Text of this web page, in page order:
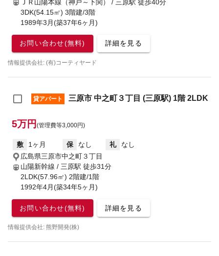
ＪＲ山陽本線（神戸～下関） / 三原駅 徒歩40分
3DK(54.15㎡) 3階建/3階
1989年3月(築37年6ヶ月)
お問い合わせ(無料) 詳細を見る
情報提供会社: (有)コーティヤード
貸アパート 三原市 中之町３丁目 (三原駅) 1階 2LDK
5万円 (管理費等3,000円)
敷 1ヶ月 保 なし 礼
なし
広島県三原市中之町３丁目
山陽新幹線 / 三原駅 徒歩31分
2LDK(57.96㎡) 2階建/1階
1992年4月(築34年5ヶ月)
お問い合わせ(無料) 詳細を見る
情報提供会社: 熊野開発(株)